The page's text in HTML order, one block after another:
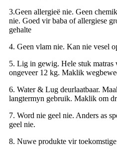
3.Geen allergieë nie. Geen
nie. Goed vir baba of allergiese
gehalte
4. Geen vlam nie. Kan nie vesel
5. Lig in gewig. Hele stuk matras
ongeveer 12 kg. Maklik
6. Water & Lug deurlaatbaar.
langtermyn gebruik. Maklik om
7. Word nie geel nie. Anders as
geel nie.
8. Nuwe produkte vir